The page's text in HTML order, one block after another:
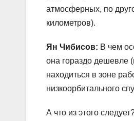
атмосферных, по
километров).
Ян Чибисов: В чем
она гораздо дешевле
находиться в зоне
низкоорбитального
А что из этого